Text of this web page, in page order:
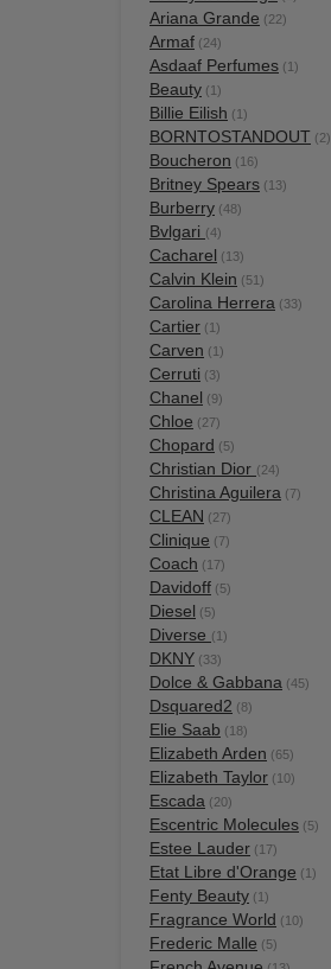
Ariana Grande (22)
Armaf (24)
Asdaaf Perfumes (1)
Beauty (1)
Billie Eilish (1)
BORNTOSTANDOUT (2)
Boucheron (16)
Britney Spears (13)
Burberry (48)
Bvlgari (4)
Cacharel (13)
Calvin Klein (51)
Carolina Herrera (33)
Cartier (1)
Carven (1)
Cerruti (3)
Chanel (9)
Chloe (27)
Chopard (5)
Christian Dior (24)
Christina Aguilera (7)
CLEAN (27)
Clinique (7)
Coach (17)
Davidoff (5)
Diesel (5)
Diverse (1)
DKNY (33)
Dolce & Gabbana (45)
Dsquared2 (8)
Elie Saab (18)
Elizabeth Arden (65)
Elizabeth Taylor (10)
Escada (20)
Escentric Molecules (5)
Estee Lauder (17)
Etat Libre d'Orange (1)
Fenty Beauty (1)
Fragrance World (10)
Frederic Malle (5)